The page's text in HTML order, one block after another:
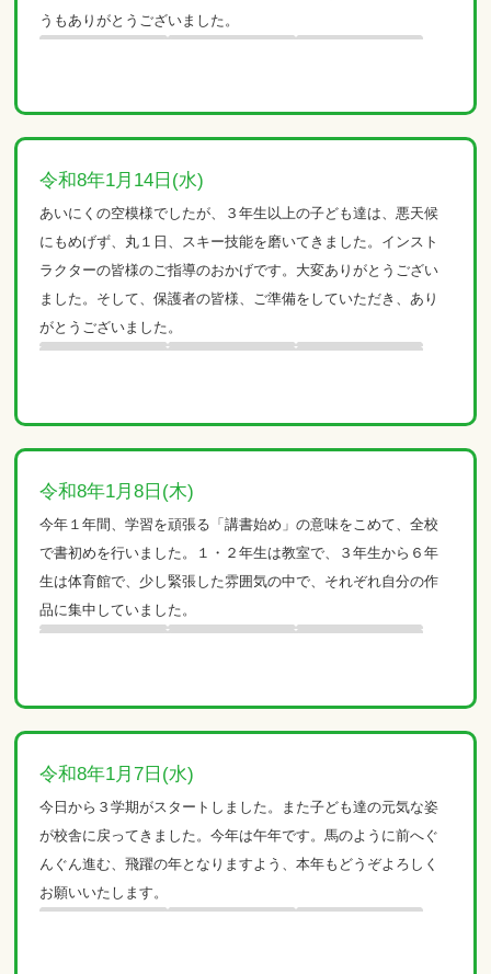
うもありがとうございました。
令和8年1月14日(水)
あいにくの空模様でしたが、３年生以上の子ども達は、悪天候
にもめげず、丸１日、スキー技能を磨いてきました。インスト
ラクターの皆様のご指導のおかげです。大変ありがとうござい
ました。そして、保護者の皆様、ご準備をしていただき、あり
がとうございました。
令和8年1月8日(木)
今年１年間、学習を頑張る「講書始め」の意味をこめて、全校
で書初めを行いました。１・２年生は教室で、３年生から６年
生は体育館で、少し緊張した雰囲気の中で、それぞれ自分の作
品に集中していました。
令和8年1月7日(水)
今日から３学期がスタートしました。また子ども達の元気な姿
が校舎に戻ってきました。今年は午年です。馬のように前へぐ
んぐん進む、飛躍の年となりますよう、本年もどうぞよろしく
お願いいたします。